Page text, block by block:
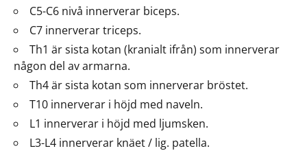
C5-C6 nivå innerverar biceps.
C7 innerverar triceps.
Th1 är sista kotan (kranialt ifrån) som innerverar
någon del av armarna.
Th4 är sista kotan som innerverar bröstet.
T10 innerverar i höjd med naveln.
L1 innerverar i höjd med ljumsken.
L3-L4 innerverar knäet / lig. patella.